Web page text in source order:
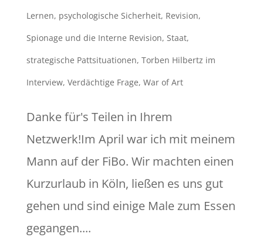
Lernen, psychologische Sicherheit, Revision,
Spionage und die Interne Revision, Staat,
strategische Pattsituationen, Torben Hilbertz im
Interview, Verdächtige Frage, War of Art
Danke für's Teilen in Ihrem
Netzwerk!Im April war ich mit meinem
Mann auf der FiBo. Wir machten einen
Kurzurlaub in Köln, ließen es uns gut
gehen und sind einige Male zum Essen
gegangen....